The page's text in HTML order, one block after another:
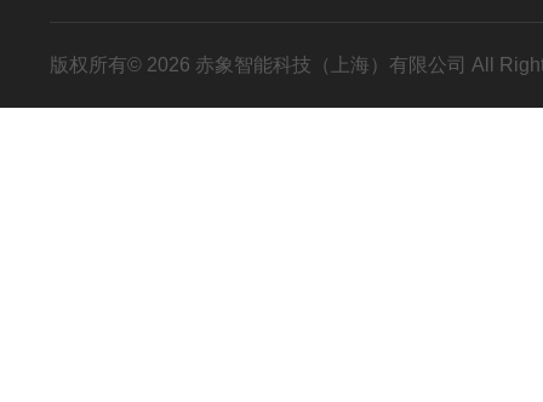
版权所有© 2026 赤象智能科技（上海）有限公司 All